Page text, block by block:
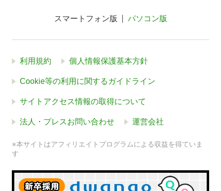
スマートフォン版 パソコン版
利用規約 個人情報保護基本方針
Cookie等の利用に関するガイドライン
サイトアクセス情報の取得について
法人・プレスお問い合わせ 運営会社
※本サイトはアフィリエイトプログラムによる収益を得ていま
す